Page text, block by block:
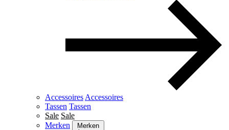
Accessoires Accessoires
Tassen Tassen
Sale Sale
Merken
Merken